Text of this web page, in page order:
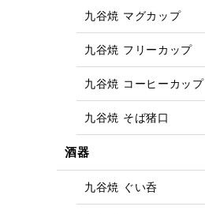
九谷焼 マグカップ
九谷焼 フリーカップ
九谷焼 コーヒーカップ
九谷焼 そば猪口
酒器
九谷焼 ぐい呑